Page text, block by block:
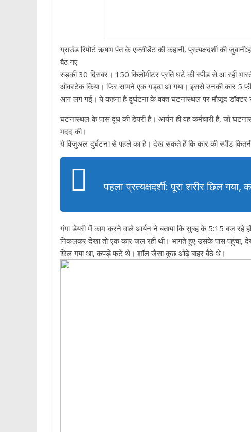
ग्राउंड रिपोर्ट ऋषभ पंत के एक्सीडेंट की कहानी, प्रत्यक्षदर्शी की
बैठ गए
रुड़की 30 दिसंबर। 150 किलोमीटर प्रति घंटे की स्पीड से आ रही
ओवरटेक किया। फिर सामने एक गड्‌ढा आ गया। इससे उनकी कार 5
आग लग गई। ये कहना है दुर्घटना के वक्त घटनास्थल पर मौजूद डॉक्टर
घटनास्थल के पास दूध की डेयरी है। आर्यन ही वह कर्मचारी है, जो
मदद की।
ये विजुअल दुर्घटना से पहले का है। देख सकते हैं कि कार की स्पीड
पहला प्रत्यक्षदर्शी: पूरा शरीर छिल
गंगा डेयरी में काम करने वाले आर्यन ने बताया कि सुबह के 5:15 बज रहे
निकलकर देखा तो एक कार जल रही थी। भागते हुए उसके पास पहुंचा,
छिल गया था, कपड़े फटे थे। शॉल जैसा कुछ ओढ़े बाहर बैठे थे।